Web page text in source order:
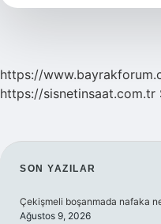
Maaş
https://
https://sisnetinsaat.com.tr
SIDEBAR
SON YAZILAR
Çekişmeli boşanmada nafaka
Ağustos 9, 2026